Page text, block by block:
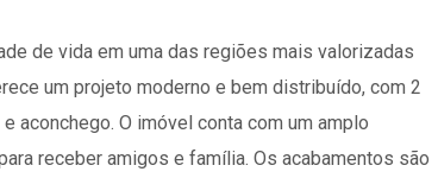
de vida em uma das regiões mais valorizadas
um projeto moderno e bem distribuído, com 2
aconchego. O imóvel conta com um amplo
receber amigos e família. Os acabamentos são